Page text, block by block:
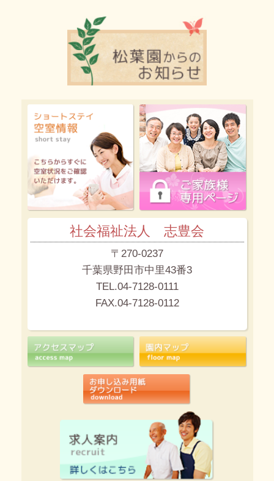
社会福祉法人 志豊会
〒270-0237
千葉県野田市中里43番3
TEL.04-7128-0111
FAX.04-7128-0112